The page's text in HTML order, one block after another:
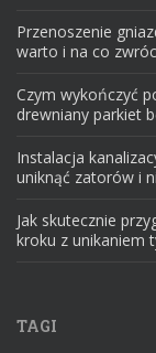
Przenoszenie
warto i na co
Czym wykończyć
drewniany parkiet
Instalacja
uniknąć zatorów i
Jak skutecznie
kroku z unikaniem
TAGI